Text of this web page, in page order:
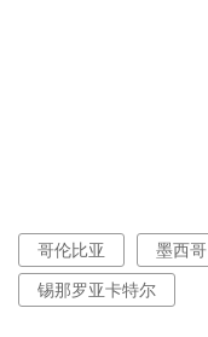
哥伦比亚 墨西哥
锡那罗亚卡特尔